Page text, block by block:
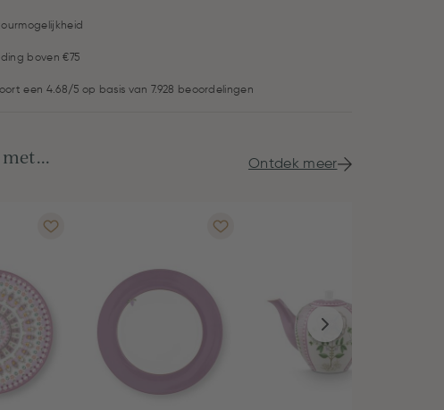
boven €75
een 4.68/5 op basis van 7.928 beoordelingen
Ontdek meer